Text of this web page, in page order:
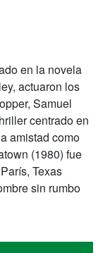
en la novela
actuaron los
Samuel
centrado en
amistad como
(1980) fue
Texas
sin rumbo